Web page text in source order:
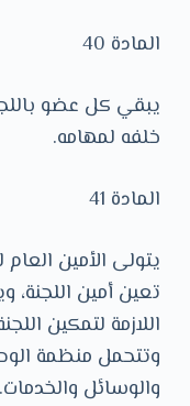
المادة 40
يبقي كل عضو
خلفه لمهامه.
المادة 41
يتولى الأمين
تعين أمين اللجنة،
اللازمة لتمكين
وتتحمل منظمة
والوسائل والخدمات.